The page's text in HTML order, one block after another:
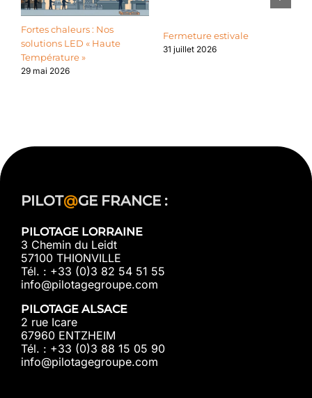
Fortes chaleurs : Nos
solutions LED « Haute
Température »
29 mai 2026
Fermeture estivale
31 juillet 2026
PILOT@GE FRANCE :
PILOTAGE LORRAINE
3 Chemin du Leidt
57100 THIONVILLE
Tél. : +33 (0)3 82 54 51 55
info@pilotagegroupe.com
PILOTAGE ALSACE
2 rue Icare
67960 ENTZHEIM
Tél. : +33 (0)3 88 15 05 90
info@pilotagegroupe.com